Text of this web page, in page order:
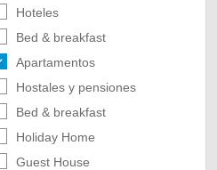
Hoteles
Bed & breakfast
Apartamentos
Hostales y pensiones
Bed & breakfast
Holiday Home
Guest House